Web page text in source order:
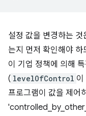
설정 값을 변경하는
는지 먼저 확인해야 하
이 기업 정책에 의해
( levelOfControl
프로그램이 값을 제어